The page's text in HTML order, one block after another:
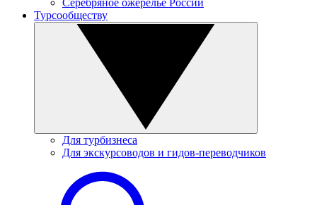
Серебряное ожерелье России
Турсообществу
Для турбизнеса
Для экскурсоводов и гидов-переводчиков